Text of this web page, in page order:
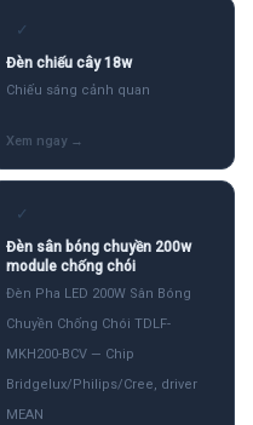
✓
Đèn chiếu cây 18w
Chiếu sáng cảnh quan
✓
Đèn sân bóng chuyền 200w
module chống chói
Đèn Pha LED 200W Sân Bóng
Chuyền Chống Chói TDLF-
MKH200-BCV — Chip
Bridgelux/Philips/Cree, driver
MEAN